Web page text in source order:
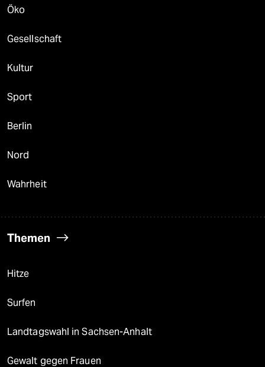
Öko
Gesellschaft
Kultur
Sport
Berlin
Nord
Wahrheit
Themen
Hitze
Surfen
Landtagswahl in Sachsen-Anhalt
Gewalt gegen Frauen